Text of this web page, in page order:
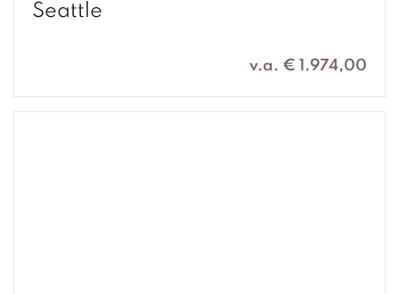
Seattle
v.a. € 1.974,00